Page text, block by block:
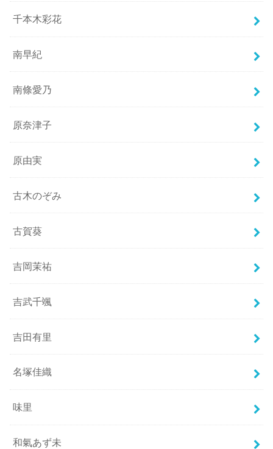
千本木彩花
南早紀
南條愛乃
原奈津子
原由実
古木のぞみ
古賀葵
吉岡茉祐
吉武千颯
吉田有里
名塚佳織
味里
和氣あず未